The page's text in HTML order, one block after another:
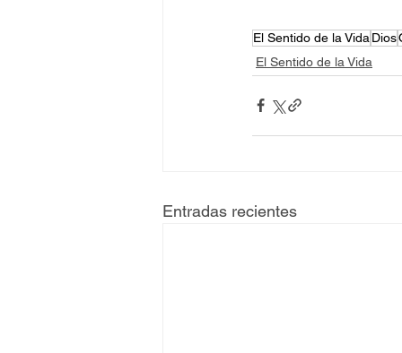
El Sentido de la Vida Dios
El Sentido de la Vida
Entradas recientes